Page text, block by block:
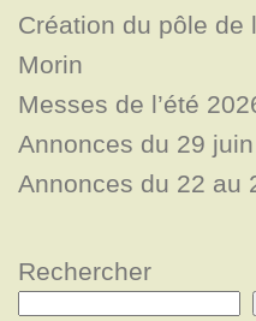
Création du pôle de
Morin
Messes de l’été
Annonces du 29
Annonces du 22 au
Rechercher